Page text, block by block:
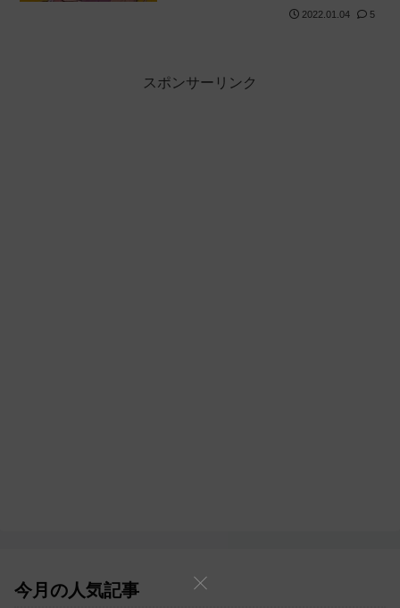
2022.01.04 5
スポンサーリンク
今月の人気記事